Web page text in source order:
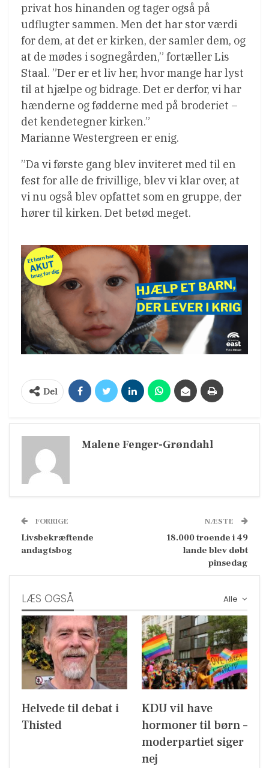
privat hos hinanden og tager også på
udflugter sammen. Men det har stor værdi
for dem, at det er kirken, der samler dem, og
at de mødes i sognegården,” fortæller Lis
Staal. ”Der er et liv her, hvor mange har lyst
til at hjælpe og bidrage. Det er derfor, vi har
hænderne og fødderne med på broderiet –
det kendetegner kirken.”
Marianne Westergreen er enig.
”Da vi første gang blev inviteret med til en
fest for alle de frivillige, blev vi klar over, at
vi nu også blev opfattet som en gruppe, der
hører til kirken. Det betød meget.
Del
Malene Fenger-Grøndahl
FORRIGE
Livsbekræftende
andagtsbog
NÆSTE
18.000 troende i 49
lande blev døbt
pinsedag
Alle
LÆS OGSÅ
Helvede til debat i
Thisted
KDU vil have
hormoner til børn –
moderpartiet siger
nej